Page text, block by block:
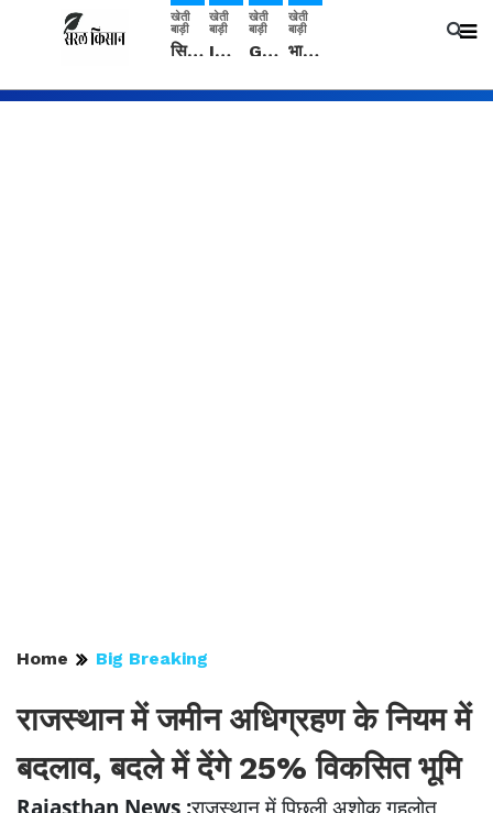
खेती
बाड़ी
सिरसा: कृषि विज्ञान केंद्र की बैठक में फसल बीमा विधि कारण व कृषि उद्यमिता बढ़ावा देने पर चर्चा
खेती
बाड़ी
IMD: राजस्थान में प्री-मानसून की सामान्य से 74% अधिक बारिश, दस्तक में देरी और मानसून कमजोर रहेगा
खेती
बाड़ी
Guar Ka Rate: ग्वार के भाव में हल्की बढ़ोतरी, बढ़ सकता है बुवाई का रकबा
खेती
बाड़ी
भारत में 29 मई से शुरु होगी प्री-मानसून बारिश, ECMWF विदेशी मौसम एजेंसी का पूर्वानुमान
Home Big Breaking
राजस्थान में जमीन अधिग्रहण के नियम में
बदलाव, बदले में देंगे 25% विकसित भूमि
Rajasthan News :राजस्थान में पिछली अशोक गहलोत